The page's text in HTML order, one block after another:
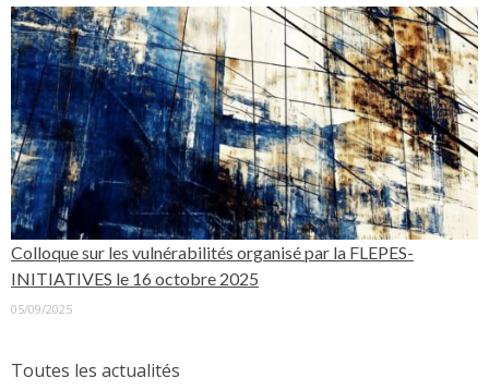
Colloque sur les vulnérabilités organisé par la FLEPES-
INITIATIVES le 16 octobre 2025
05/09/2025
Toutes les actualités